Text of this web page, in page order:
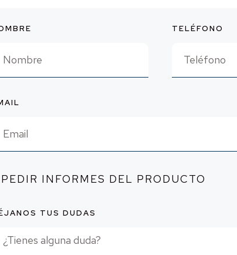
TELÉFONO
PEDIR INFORMES DEL PRODUCTO
TUS DUDAS